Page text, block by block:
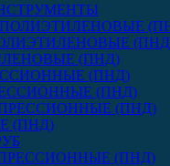
(ПНД)
(ПНД)
(ПНД)
(ПНД)
(ПНД)
(ПНД)